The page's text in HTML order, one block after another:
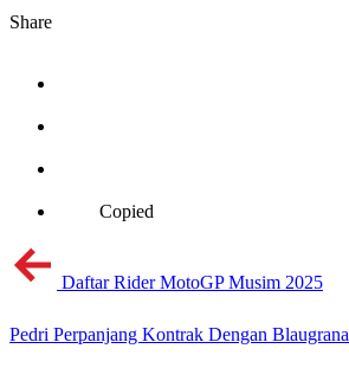
Share
Copied
Daftar Rider MotoGP Musim 2025
Pedri Perpanjang Kontrak Dengan Blaugrana